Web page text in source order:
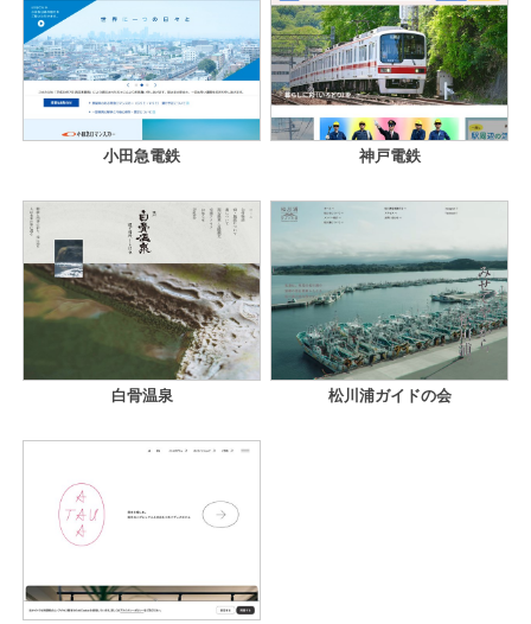
小田急電鉄 神戸電鉄
白骨温泉 松川浦ガイドの会